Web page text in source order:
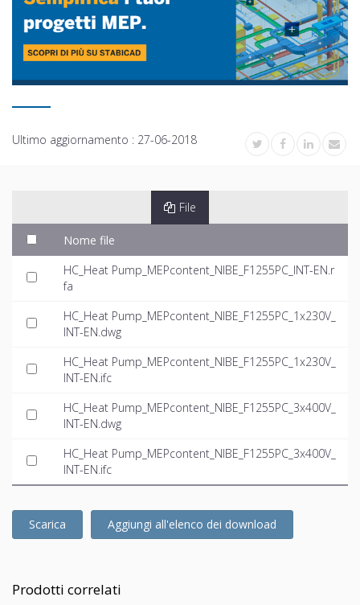
Ultimo aggiornamento : 27-06-2018
File
Nome file
HC_Heat Pump_MEPcontent_NIBE_F1255PC_INT-EN.r
fa
HC_Heat Pump_MEPcontent_NIBE_F1255PC_1x230V_
INT-EN.dwg
HC_Heat Pump_MEPcontent_NIBE_F1255PC_1x230V_
INT-EN.ifc
HC_Heat Pump_MEPcontent_NIBE_F1255PC_3x400V_
INT-EN.dwg
HC_Heat Pump_MEPcontent_NIBE_F1255PC_3x400V_
INT-EN.ifc
Scarica Aggiungi all'elenco dei download
Prodotti correlati